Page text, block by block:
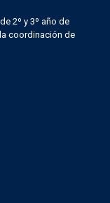
2º y 3º año de
coordinación de